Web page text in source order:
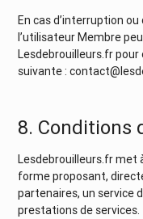
En cas d’interruption
l’utilisateur Membre
Lesdebrouilleurs.fr
suivante :
8. Conditions
Lesdebrouilleurs.fr met
forme proposant,
partenaires, un service
prestations de services.